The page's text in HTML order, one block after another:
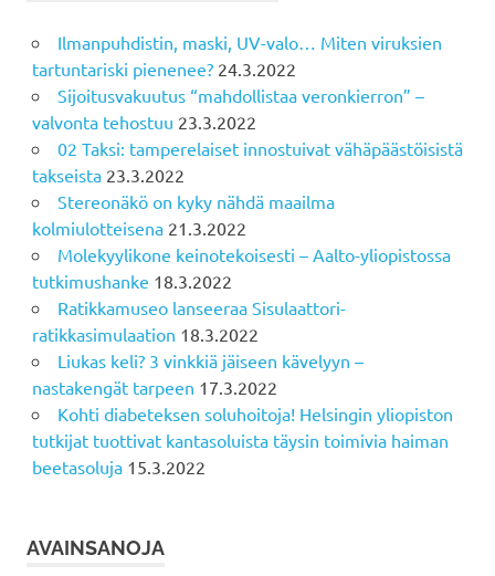
Ilmanpuhdistin, maski, UV-valo… Miten viruksien
tartuntariski pienenee? 24.3.2022
Sijoitusvakuutus “mahdollistaa veronkierron” –
valvonta tehostuu 23.3.2022
02 Taksi: tamperelaiset innostuivat vähäpäästöisistä
takseista 23.3.2022
Stereonäkö on kyky nähdä maailma
kolmiulotteisena 21.3.2022
Molekyylikone keinotekoisesti – Aalto-yliopistossa
tutkimushanke 18.3.2022
Ratikkamuseo lanseeraa Sisulaattori-
ratikkasimulaation 18.3.2022
Liukas keli? 3 vinkkiä jäiseen kävelyyn –
nastakengät tarpeen 17.3.2022
Kohti diabeteksen soluhoitoja! Helsingin yliopiston
tutkijat tuottivat kantasoluista täysin toimivia haiman
beetasoluja 15.3.2022
AVAINSANOJA